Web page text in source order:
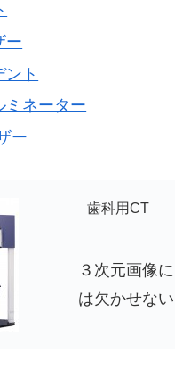
ー
ント
ミネーター
ー
歯科用CT
３次元画像
は欠かせない